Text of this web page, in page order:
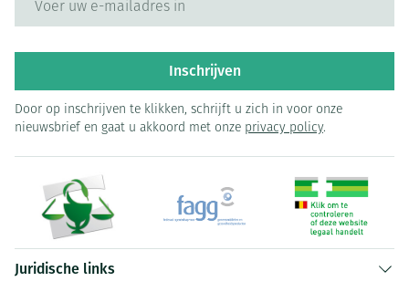
Inschrijven
Door op inschrijven te klikken, schrijft u zich in voor onze
nieuwsbrief en gaat u akkoord met onze privacy policy.
Juridische links